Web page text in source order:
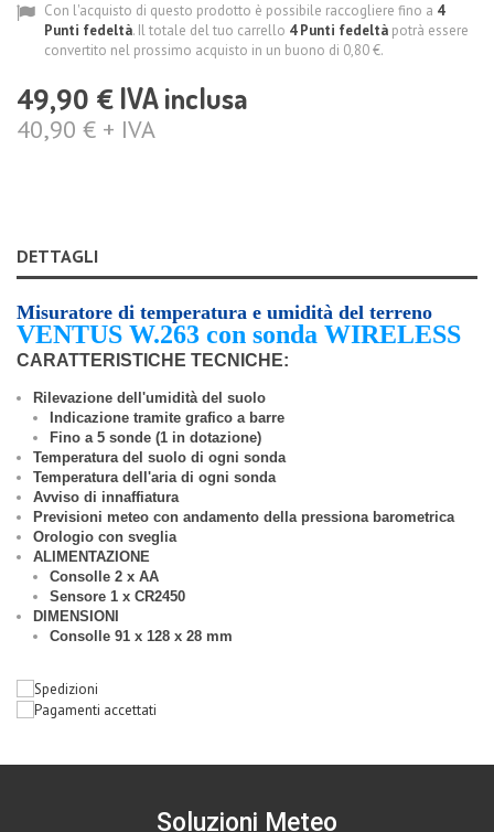
Con l'acquisto di questo prodotto è possibile raccogliere fino a 4
Punti fedeltà. Il totale del tuo carrello 4Punti fedeltà potrà essere
convertito nel prossimo acquisto in un buono di 0,80 €.
49,90 € IVA inclusa
40,90 € + IVA
DETTAGLI
Misuratore di temperatura e umidità del terreno
VENTUS W.263 con sonda WIRELESS
CARATTERISTICHE TECNICHE:
Rilevazione dell'umidità del suolo
Indicazione tramite grafico a barre
Fino a 5 sonde (1 in dotazione)
Temperatura del suolo di ogni sonda
Temperatura dell'aria di ogni sonda
Avviso di innaffiatura
Previsioni meteo con andamento della pressiona barometrica
Orologio con sveglia
ALIMENTAZIONE
Consolle 2 x AA
Sensore 1 x CR2450
DIMENSIONI
Consolle 91 x 128 x 28 mm
Soluzioni Meteo